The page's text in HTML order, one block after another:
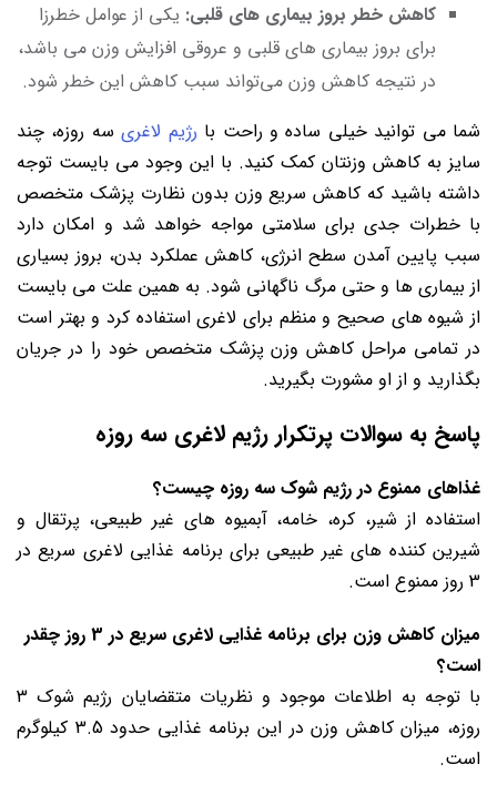
کاهش خطر بروز بیماری‌ های قلبی: یکی از عوامل خطرزا
برای بروز بیماری ‌های قلبی و عروقی افزایش وزن می باشد،
در نتیجه کاهش وزن می‌تواند سبب کاهش این خطر شود.
شما می توانید خیلی ساده و راحت با رژیم لاغریسه روزه، چند
سایز به کاهش وزنتان کمک کنید. با این‌ وجود می بایست توجه
داشته باشید که کاهش سریع وزن بدون نظارت پزشک متخصص
با خطرات جدی برای سلامتی مواجه خواهد شد و امکان دارد
سبب پایین آمدن سطح انرژی، کاهش عملکرد بدن، بروز بسیاری
از بیماری ‌ها و حتی مرگ ناگهانی شود. به همین علت می بایست
از شیوه های صحیح و منظم برای لاغری استفاده کرد و بهتر است
در تمامی مراحل کاهش وزن پزشک متخصص خود را در جریان
بگذارید و از او مشورت بگیرید.
پاسخ به سوالات پرتکرار رژیم لاغری سه روزه
غذاهای ممنوع در رژیم شوک سه روزه چیست؟
استفاده از شیر، کره، خامه، آبمیوه های غیر طبیعی، پرتقال و
شیرین کننده های غیر طبیعی برای برنامه غذایی لاغری سریع در
3 روز ممنوع است.
میزان کاهش وزن برای برنامه غذایی لاغری سریع در 3 روز چقدر
است؟
با توجه به اطلاعات موجود و نظریات متقضایان رژیم شوک 3
روزه، میزان کاهش وزن در این برنامه غذایی حدود 3.5 کیلوگرم
است.